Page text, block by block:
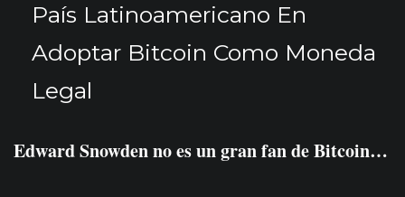
País Latinoamericano En
Adoptar Bitcoin Como Moneda
Legal
Edward Snowden no es un gran fan de Bitcoin…